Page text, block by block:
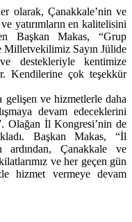
olarak, Çanakkale’nin ve
yatırımların en kalitelisini
Başkan Makas, “Grup
Milletvekilimiz Sayın Jülide
destekleriyle kentimize
Kendilerine çok teşekkür
gelişen ve hizmetlerle daha
devam edeceklerini
Olağan İl Kongresi’nin de
Başkan Makas, “İl
ardından, Çanakkale ve
ve her geçen gün
hizmet vermeye devam